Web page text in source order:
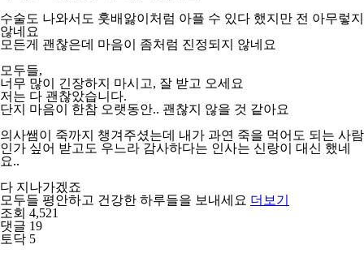
수술도 나와서도 훗배앓이처럼 아플 수 있다 했지만 전 아무렇지
않네요
모든게 괜찮은데 마음이 좀처럼 진정되지 않네요
모두들,
너무 많이 긴장하지 마시고, 잘 받고 오세요
저는 다 괜찮았습니다.
단지 마음이 한참 오랫동안.. 괜찮지 않을 것 같아요
의사쌤이 죽까지 챙겨주셨는데 내가 과연 죽을 먹어도 되는 사람
인가 싶어 받고도 우느라 감사하다는 인사는 신랑이 대신 했네
요..
다 지나가겠죠
모두들 평안하고 건강한 하루들을 보내세요 더보기
조회 4,521
댓글 19
토닥 5